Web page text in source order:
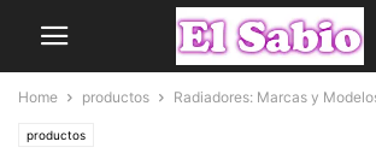
Home productos Radiadores: Marcas y
productos